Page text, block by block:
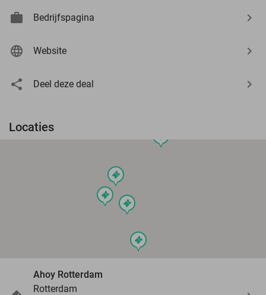
Bedrijfspagina
Website
Deel deze deal
Locaties
events
events
events
events
Ahoy Rotterdam
Rotterdam